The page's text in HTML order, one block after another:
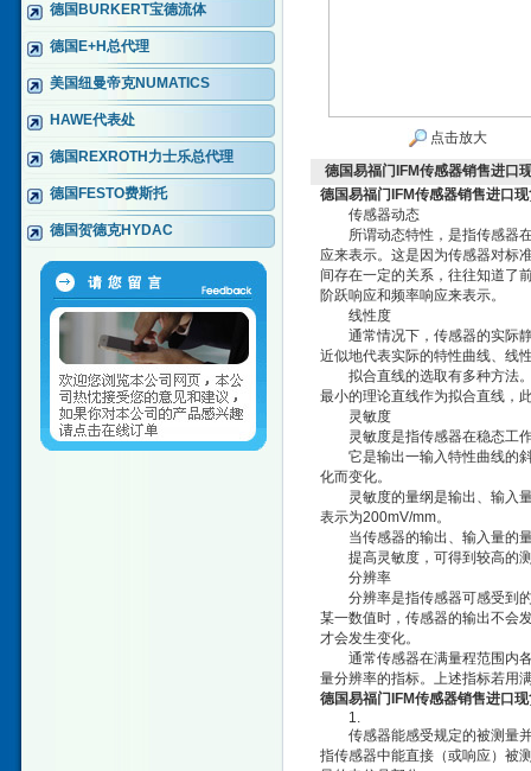
德国BURKERT宝德流体
德国E+H总代理
美国纽曼帝克NUMATICS
HAWE代表处
德国REXROTH力士乐总代理
德国FESTO费斯托
德国贺德克HYDAC
点击放大
德国易福门IFM传感器销售进口
德国易福门IFM传感器销售进口现
传感器动态
所谓动态特性，是指传感器在
应来表示。这是因为传感器对标
间存在一定的关系，往往知道了
阶跃响应和频率响应来表示。
线性度
通常情况下，传感器的实际静
近似地代表实际的特性曲线、线
拟合直线的选取有多种方法。
最小的理论直线作为拟合直线，
灵敏度
灵敏度是指传感器在稳态工
它是输出一输入特性曲线的斜
化而变化。
灵敏度的量纲是输出、输入量
表示为200mV/mm。
当传感器的输出、输入量的量
提高灵敏度，可得到较高的测
分辨率
分辨率是指传感器可感受到的
某一数值时，传感器的输出不会
才会发生变化。
通常传感器在满量程范围内各
量分辨率的指标。上述指标若用
德国易福门IFM传感器销售进口现
1.
传感器能感受规定的被测量并
指传感器中能直接（或响应）被